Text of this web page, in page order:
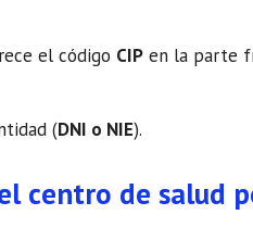
el código CIP en la parte
(DNI o NIE).
centro de salud